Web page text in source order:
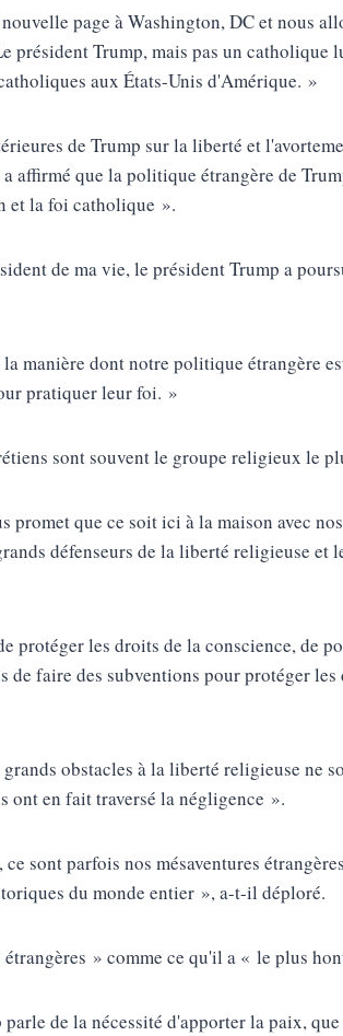
page à Washington, DC et nous
président Trump, mais pas un catholique
aux États-Unis d'Amérique. »
de Trump sur la liberté et
affirmé que la politique étrangère de
et la foi catholique ».
de ma vie, le président Trump a
manière dont notre politique étrangère
pratiquer leur foi. »
sont souvent le groupe religieux le
promet que ce soit ici à la maison avec
défenseurs de la liberté religieuse
protéger les droits de la conscience, de
de faire des subventions pour protéger les
obstacles à la liberté religieuse ne
ont en fait traversé la négligence ».
sont parfois nos mésaventures
du monde entier », a-t-il déploré.
» comme ce qu'il a « le plus
de la nécessité d'apporter la paix,